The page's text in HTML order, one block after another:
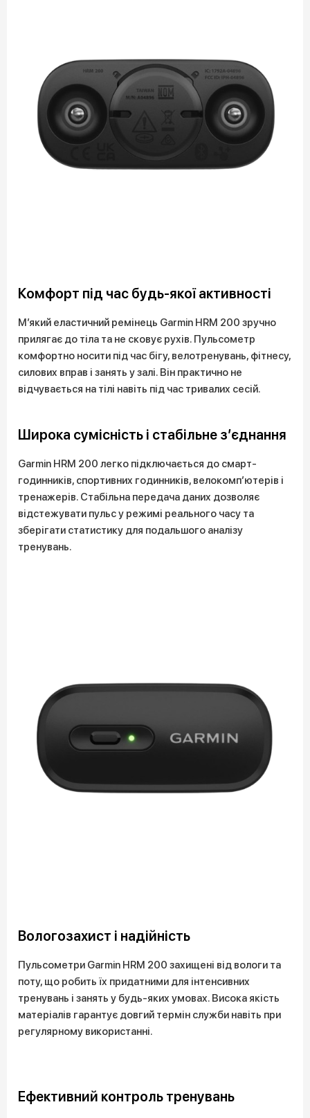
Комфорт під час будь-якої активності
М’який еластичний ремінець Garmin HRM 200 зручно
прилягає до тіла та не сковує рухів. Пульсометр
комфортно носити під час бігу, велотренувань, фітнесу,
силових вправ і занять у залі. Він практично не
відчувається на тілі навіть під час тривалих сесій.
Широка сумісність і стабільне з’єднання
Garmin HRM 200 легко підключається до смарт-
годинників, спортивних годинників, велокомп’ютерів і
тренажерів. Стабільна передача даних дозволяє
відстежувати пульс у режимі реального часу та
зберігати статистику для подальшого аналізу
тренувань.
Вологозахист і надійність
Пульсометри Garmin HRM 200 захищені від вологи та
поту, що робить їх придатними для інтенсивних
тренувань і занять у будь-яких умовах. Висока якість
матеріалів гарантує довгий термін служби навіть при
регулярному використанні.
Ефективний контроль тренувань